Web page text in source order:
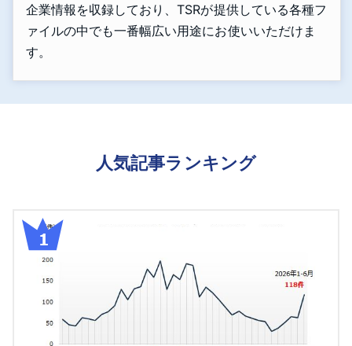
企業情報を収録しており、TSRが提供している各種フ
ァイルの中でも一番幅広い用途にお使いいただけま
す。
人気記事ランキング